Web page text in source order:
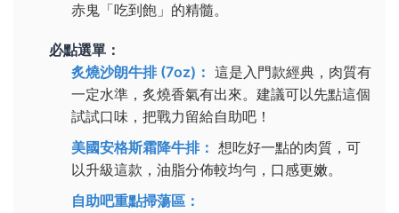
赤鬼「吃到飽」的精髓。
必點選單：
炙燒沙朗牛排 (7oz)： 這是入門款經典，肉質有
一定水準，炙燒香氣有出來。建議可以先點這個
試試口味，把戰力留給自助吧！
美國安格斯霜降牛排： 想吃好一點的肉質，可
以升級這款，油脂分佈較均勻，口感更嫩。
自助吧重點掃蕩區：